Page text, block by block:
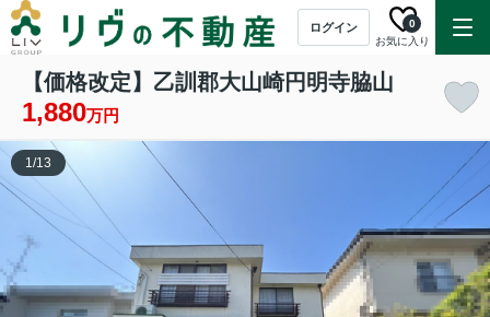
ログイン
お気に入り
0
【価格改定】乙訓郡大山崎円明寺脇山
1,880万円
1/13